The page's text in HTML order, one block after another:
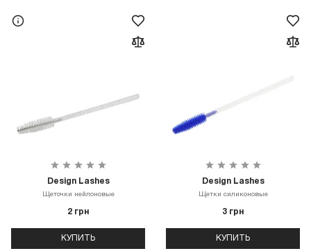
Design Lashes
Щеточки нейлоновые
2 грн
КУПИТЬ
Design Lashes
Щетки силиконовые
3 грн
КУПИТЬ